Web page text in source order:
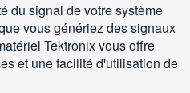
du signal de votre système
vous génériez des signaux
Tektronix vous offre
et une facilité d'utilisation de